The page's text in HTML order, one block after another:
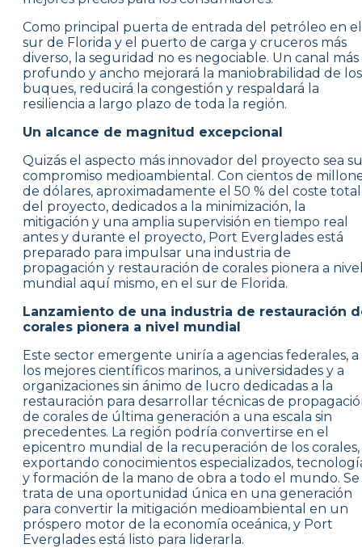
Como principal puerta de entrada del petróleo en el
sur de Florida y el puerto de carga y cruceros más
diverso, la seguridad no es negociable. Un canal más
profundo y ancho mejorará la maniobrabilidad de los
buques, reducirá la congestión y respaldará la
resiliencia a largo plazo de toda la región.
Un alcance de magnitud excepcional
Quizás el aspecto más innovador del proyecto sea su
compromiso medioambiental. Con cientos de
de dólares, aproximadamente el 50 % del coste total
del proyecto, dedicados a la minimización, la
mitigación y una amplia supervisión en tiempo real
antes y durante el proyecto, Port Everglades está
preparado para impulsar una industria de
propagación y restauración de corales pionera a
mundial aquí mismo, en el sur de Florida.
Lanzamiento de una industria de restauración
corales pionera a nivel mundial
Este sector emergente uniría a agencias federales, a
los mejores científicos marinos, a universidades y a
organizaciones sin ánimo de lucro dedicadas a la
restauración para desarrollar técnicas de
de corales de última generación a una escala sin
precedentes. La región podría convertirse en el
epicentro mundial de la recuperación de los corales,
exportando conocimientos especializados,
y formación de la mano de obra a todo el mundo. Se
trata de una oportunidad única en una generación
para convertir la mitigación medioambiental en un
próspero motor de la economía oceánica, y Port
Everglades está listo para liderarla.